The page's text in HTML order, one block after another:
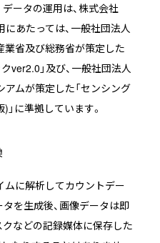
ータの運用は、株式会社
あたっては、一般社団法人
業省及び総務省が策定した
ver2.0」及び、一般社団法人
ムが策定した「センシング
に準拠しています。
に解析してカウントデー
を生成後、画像データは即
などの記録媒体に保存した